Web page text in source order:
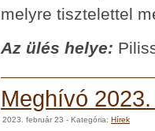
melyre tisztelettel
Az ülés helye:
Meghívó
2023. február 23 - Kategória: Hírek